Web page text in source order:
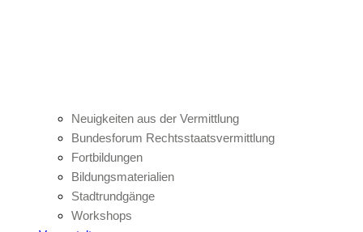
Neuigkeiten aus der Vermittlung
Bundesforum Rechtsstaatsvermittlung
Fortbildungen
Bildungsmaterialien
Stadtrundgänge
Workshops